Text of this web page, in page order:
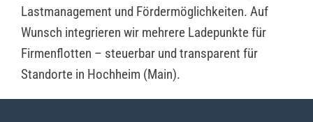
Lastmanagement und Fördermöglichkeiten. Auf
Wunsch integrieren wir mehrere Ladepunkte für
Firmenflotten – steuerbar und transparent für
Standorte in Hochheim (Main).